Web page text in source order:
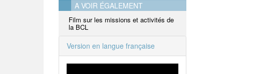
A VOIR ÉGALEMENT
Film sur les missions et activités de
la BCL
Version en langue française